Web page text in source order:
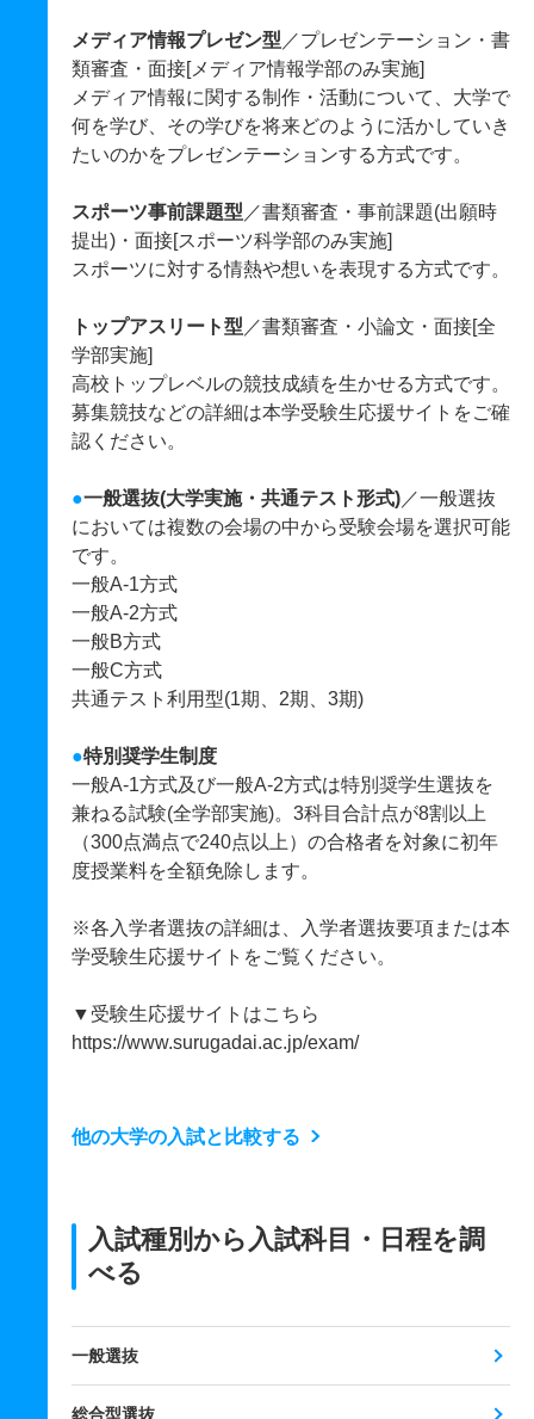
メディア情報プレゼン型 ／プレゼンテーション・書
類審査・面接[メディア情報学部のみ実施]
メディア情報に関する制作・活動について、大学で
何を学び、その学びを将来どのように活かしていき
たいのかをプレゼンテーションする方式です。
スポーツ事前課題型 ／書類審査・事前課題(出願時
提出)・面接[スポーツ科学部のみ実施]
スポーツに対する情熱や想いを表現する方式です。
トップアスリート型 ／書類審査・小論文・面接[全
学部実施]
高校トップレベルの競技成績を生かせる方式です。
募集競技などの詳細は本学受験生応援サイトをご確
認ください。
●一般選抜(大学実施・共通テスト形式) ／一般選抜
においては複数の会場の中から受験会場を選択可能
です。
一般A-1方式
一般A-2方式
一般B方式
一般C方式
共通テスト利用型(1期、2期、3期)
●特別奨学生制度
一般A-1方式及び一般A-2方式は特別奨学生選抜を
兼ねる試験(全学部実施)。3科目合計点が8割以上
（300点満点で240点以上）の合格者を対象に初年
度授業料を全額免除します。
※各入学者選抜の詳細は、入学者選抜要項または本
学受験生応援サイトをご覧ください。
▼受験生応援サイトはこちら
https://www.surugadai.ac.jp/exam/
他の大学の入試と比較する
入試種別から入試科目・日程を調
べる
一般選抜
総合型選抜